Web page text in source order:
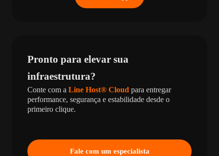
Pronto para elevar sua
infraestrutura?
Conte com a Line Host® Cloud para entregar
performance, segurança e estabilidade desde o
primeiro clique.
Fale com um especialista